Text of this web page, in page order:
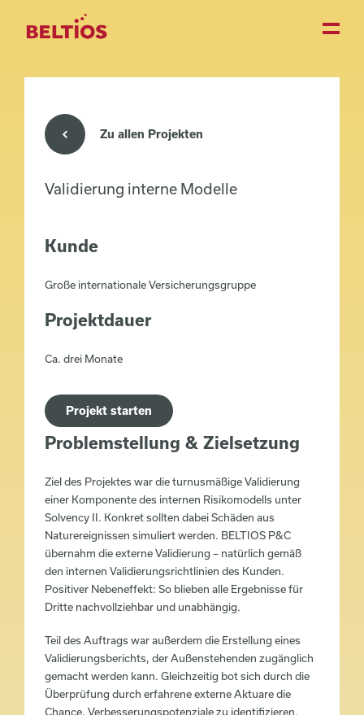
Zu allen Projekten
Validierung interne Modelle
Kunde
Große internationale Versicherungsgruppe
Projektdauer
Ca. drei Monate
Projekt starten
Problemstellung & Zielsetzung
Ziel des Projektes war die turnusmäßige Validierung
einer Komponente des internen Risikomodells unter
Solvency II. Konkret sollten dabei Schäden aus
Naturereignissen simuliert werden. BELTIOS P&C
übernahm die externe Validierung – natürlich gemäß
den internen Validierungsrichtlinien des Kunden.
Positiver Nebeneffekt: So blieben alle Ergebnisse für
Dritte nachvollziehbar und unabhängig.
Teil des Auftrags war außerdem die Erstellung eines
Validierungsberichts, der Außenstehenden zugänglich
gemacht werden kann. Gleichzeitig bot sich durch die
Überprüfung durch erfahrene externe Aktuare die
Chance, Verbesserungspotenziale zu identifizieren.